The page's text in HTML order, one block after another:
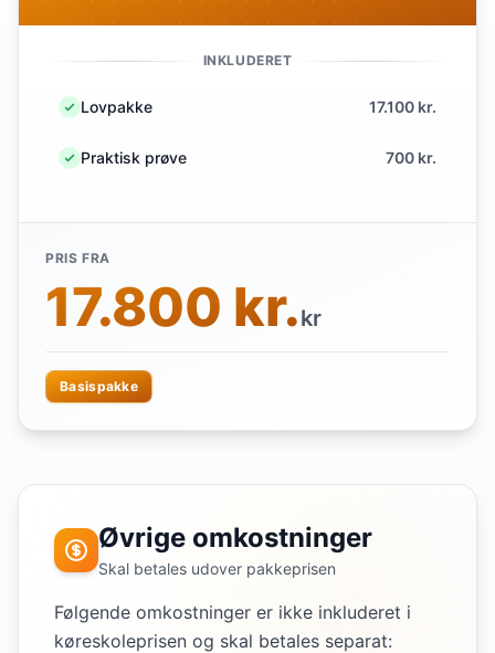
INKLUDERET
Lovpakke 17.100 kr.
Praktisk prøve 700 kr.
PRIS FRA
17.800 kr.kr
Basispakke
Øvrige omkostninger
Skal betales udover pakkeprisen
Følgende omkostninger er ikke inkluderet i
køreskoleprisen og skal betales separat: